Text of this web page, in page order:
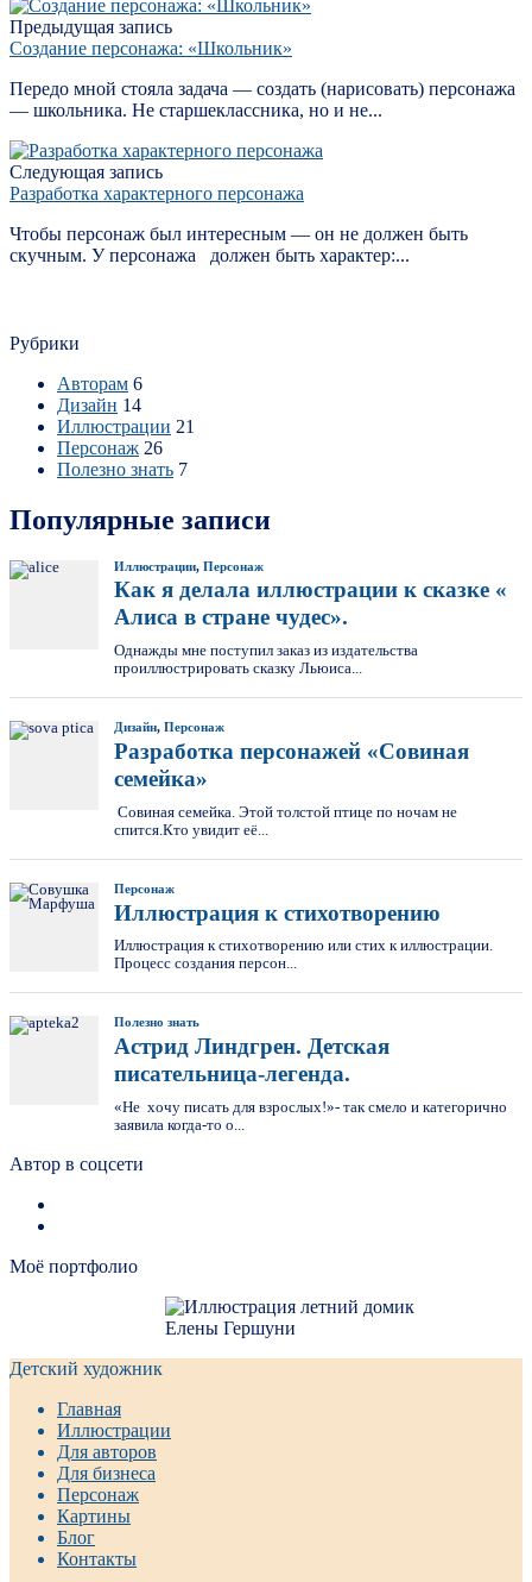
Предыдущая запись
Создание персонажа: «Школьник»
Передо мной стояла задача — создать (нарисовать) персонажа
— школьника. Не старшеклассника, но и не...
Следующая запись
Разработка характерного персонажа
Чтобы персонаж был интересным — он не должен быть
скучным. У персонажа должен быть характер:...
Рубрики
Авторам 6
Дизайн 14
Иллюстрации 21
Персонаж 26
Полезно знать 7
Популярные записи
Иллюстрации, Персонаж
Как я делала иллюстрации к сказке «
Алиса в стране чудес».
Однажды мне поступил заказ из издательства
проиллюстрировать сказку Льюиса...
Дизайн, Персонаж
Разработка персонажей «Совиная
семейка»
Совиная семейка. Этой толстой птице по ночам не
спится.Кто увидит её...
Персонаж
Иллюстрация к стихотворению
Иллюстрация к стихотворению или стих к иллюстрации.
Процесс создания персон...
Полезно знать
Астрид Линдгрен. Детская
писательница-легенда.
«Не хочу писать для взрослых!»- так смело и категорично
заявила когда-то о...
Автор в соцсети
Моё портфолио
Детский художник
Главная
Иллюстрации
Для авторов
Для бизнеса
Персонаж
Картины
Блог
Контакты